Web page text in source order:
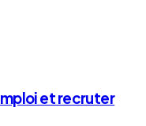
et recruter